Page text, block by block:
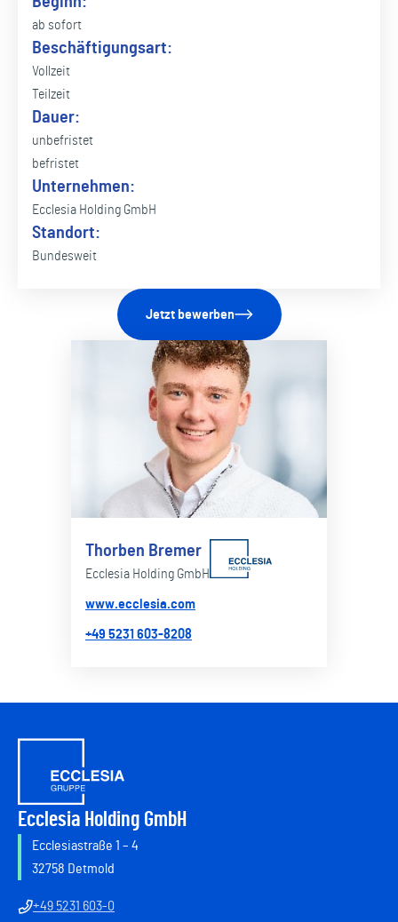
ab sofort
Beschäftigungsart:
Vollzeit
Teilzeit
Dauer:
unbefristet
befristet
Unternehmen:
Ecclesia Holding GmbH
Standort:
Bundesweit
Jetzt bewerben
Thorben Bremer
Ecclesia Holding GmbH
www.ecclesia.com
+49 5231 603-8208
Ecclesia Holding GmbH
Ecclesiastraße 1 – 4
32758 Detmold
+49 5231 603-0